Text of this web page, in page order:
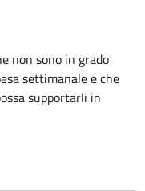
non sono in grado
settimanale e che
supportarli in